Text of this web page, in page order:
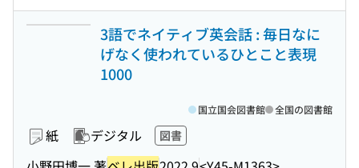
3語でネイティブ英会話 : 毎日なに
げなく使われているひとこと表現
1000
紙 デジタル 図書
国立国会図書館 全国の図書館